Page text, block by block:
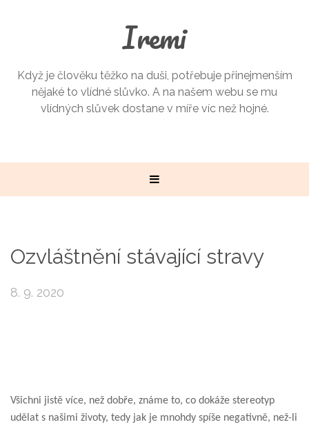
Iremi
Když je člověku těžko na duši, potřebuje přinejmenším
nějaké to vlídné slůvko. A na našem webu se mu
vlídných slůvek dostane v míře víc než hojné.
Ozvláštnění stávající stravy
8. 9. 2020
Všichni jistě více, než dobře, známe to, co dokáže stereotyp
udělat s našimi životy, tedy jak je mnohdy spíše negativně, než-li